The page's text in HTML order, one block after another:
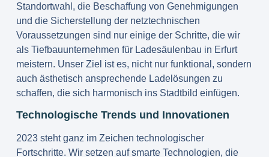
Standortwahl, die Beschaffung von Genehmigungen
und die Sicherstellung der netztechnischen
Voraussetzungen sind nur einige der Schritte, die wir
als Tiefbauunternehmen für Ladesäulenbau in Erfurt
meistern. Unser Ziel ist es, nicht nur funktional, sondern
auch ästhetisch ansprechende Ladelösungen zu
schaffen, die sich harmonisch ins Stadtbild einfügen.
Technologische Trends und Innovationen
2023 steht ganz im Zeichen technologischer
Fortschritte. Wir setzen auf smarte Technologien, die